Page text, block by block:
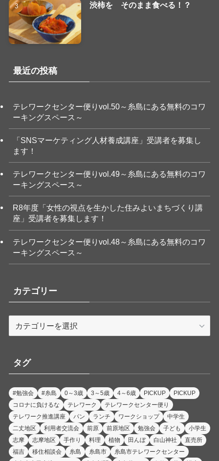
渋柿を そのまま食べる！？
最近の投稿
テレワークセンター便りvol.50～糸島にある無料のコワ
ーキングスペース～
「SNSマーケティング人材養成講座」受講者を募集し
ます！
テレワークセンター便りvol.49～糸島にある無料のコワ
ーキングスペース～
R8年度「女性の視点を生かした住みよいまちづくり講
座」受講者を募集します！
テレワークセンター便りvol.48～糸島にある無料のコワ
ーキングスペース～
カテゴリー
ー
タグ
#勉強会 #糸島 0～3歳 3～5歳 4～6歳 PICKUP
PICKUP
コロナに負けるな
テレワーク
テレワークセンター便り
テレワーク推進講座
パン ランチ ワークショップ
中学生
二丈地区
利用者交流会 前原 前原地区 勉強会 子ども
小学生
志摩
志摩地区 手作り 料理 植物 田んぼ 白山神社
直売所
福吉
移住相談会 糸島 糸島市
糸島市テレワークセンター